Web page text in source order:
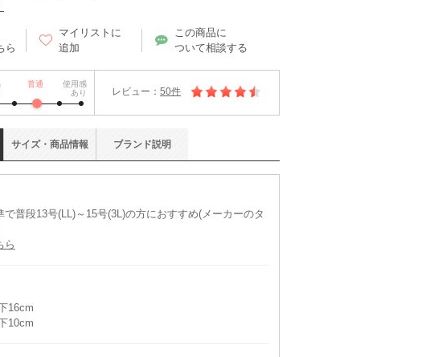
ら
マイリストに
追加
この商品に
ついて相談する
普通
使用感
あり
レビュー： 50件
で普段13号(LL)～15号(3L)の方におすすめ(メーカーのタ
ら
16cm
10cm
サイズ・ 商品情報 ブランド説明